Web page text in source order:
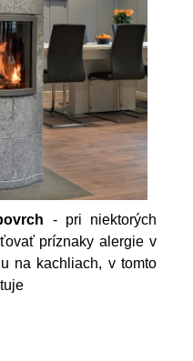
- pri niektorých
príznaky alergie v
na kachliach, v tomto